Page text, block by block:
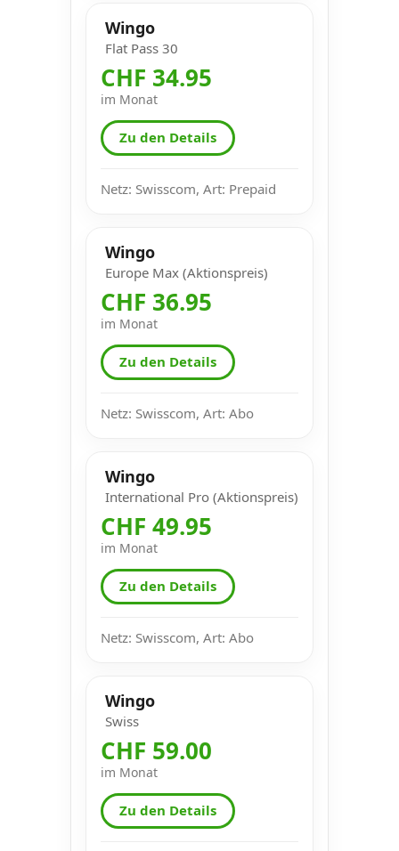
Wingo
Flat Pass 30
CHF 34.95
im Monat
Zu den Details
Netz: Swisscom, Art: Prepaid
Wingo
Europe Max (Aktionspreis)
CHF 36.95
im Monat
Zu den Details
Netz: Swisscom, Art: Abo
Wingo
International Pro (Aktionspreis)
CHF 49.95
im Monat
Zu den Details
Netz: Swisscom, Art: Abo
Wingo
Swiss
CHF 59.00
im Monat
Zu den Details